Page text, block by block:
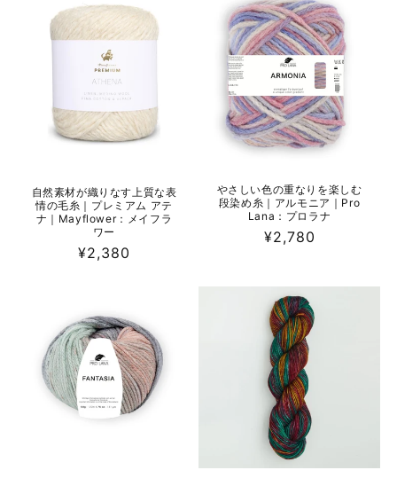
格 格
自然素材が織りなす上質な表
情の毛糸｜プレミアム アテ
ナ｜Mayflower：メイフラ
ワー
通
¥2,380
やさしい色の重なりを楽しむ
段染め糸｜アルモニア｜Pro
Lana：プロラナ
通
格
¥2,780